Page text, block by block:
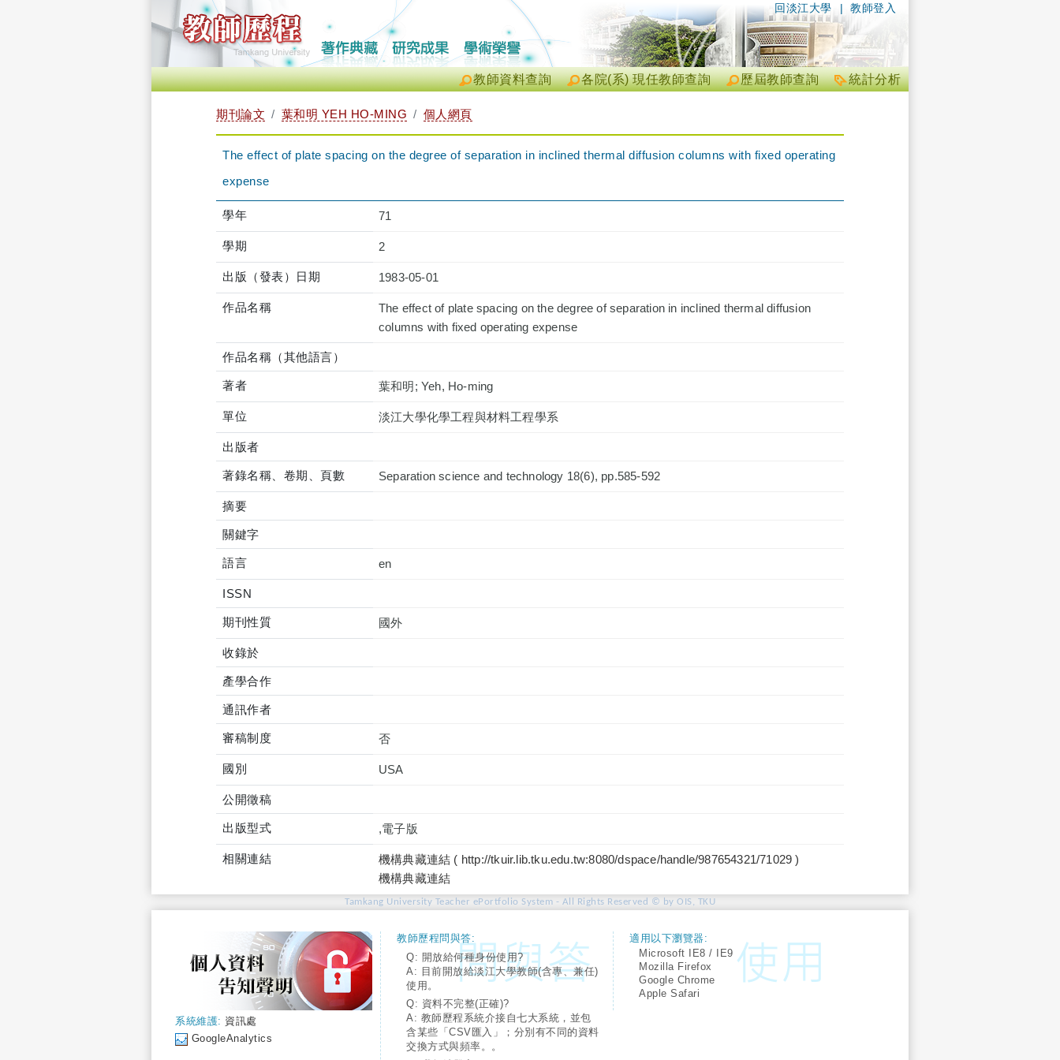
| 教師登入
回淡江大學
統計分析
歷屆教師查詢
各院(系) 現任教師查詢
教師資料查詢
期刊論文 葉和明 YEH HO-MING 個人網頁
The effect of plate spacing on the degree of separation in inclined thermal diffusion columns with fixed operating
expense
學年 71
學期 2
出版（發表）日期 1983-05-01
作品名稱
The effect of plate spacing on the degree of separation in inclined thermal diffusion
columns with fixed operating expense
作品名稱（其他語言）
著者 葉和明; Yeh, Ho-ming
單位 淡江大學化學工程與材料工程學系
出版者
著錄名稱、卷期、頁數 Separation science and technology 18(6), pp.585-592
摘要
關鍵字
語言 en
ISSN
期刊性質 國外
收錄於
產學合作
通訊作者
審稿制度 否
國別 USA
公開徵稿
出版型式 ,電子版
相關連結
機構典藏連結 ( http://tkuir.lib.tku.edu.tw:8080/dspace/handle/987654321/71029 )
機構典藏連結
Tamkang University Teacher ePortfolio System - All Rights Reserved © by OIS, TKU
系統維護: 資訊處
GoogleAnalytics
教師歷程問與答:
Q: 開放給何種身份使用?
A: 目前開放給淡江大學教師(含專、兼任)
使用。
Q: 資料不完整(正確)?
A: 教師歷程系統介接自七大系統，並包
含某些「CSV匯入」；分別有不同的資料
交換方式與頻率。。
適用以下瀏覽器:
Microsoft IE8 / IE9
Mozilla Firefox
Google Chrome
Apple Safari